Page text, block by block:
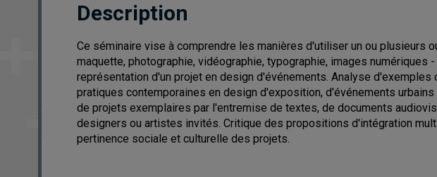
Description
Ce séminaire vise à comprendre les manières d'utiliser un ou plusieurs
maquette, photographie, vidéographie, typographie, images numériques
représentation d'un projet en design d'événements. Analyse
pratiques contemporaines en design d'exposition, d'événements
de projets exemplaires par l'entremise de textes, de documents
designers ou artistes invités. Critique des propositions d'intégration
pertinence sociale et culturelle des projets.